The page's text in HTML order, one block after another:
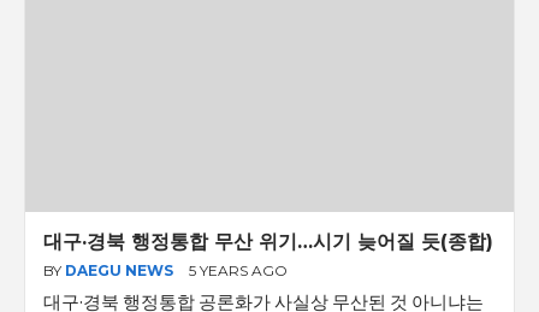
대구·경북 행정통합 무산 위기…시기 늦어질 듯(종합)
BY DAEGU NEWS 5 YEARS AGO
대구·경북 행정통합 공론화가 사실상 무산된 것 아니냐는